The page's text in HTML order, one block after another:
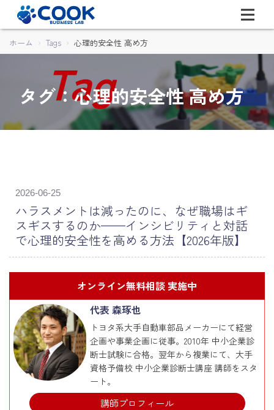
ホーム Tags 心理的安全性 高め方
タグ：心理的安全性 高め方
2026-06-25
ハラスメントは減ったのに、なぜ職場はギ
スギスするのか——インシビリティと対話
で心理的安全性を高める方法【2026年版】
オンライン無料相談 実施中
代表 森琢也
トヨタ系大手自動車部品メーカーにて経営
企画や事業企画に従事。2010年 中小企業診
断士試験に合格。翌年から複業にて、大手
資格予備校 中小企業診断士講座 講師をスタ
ート。
講師プロフィール